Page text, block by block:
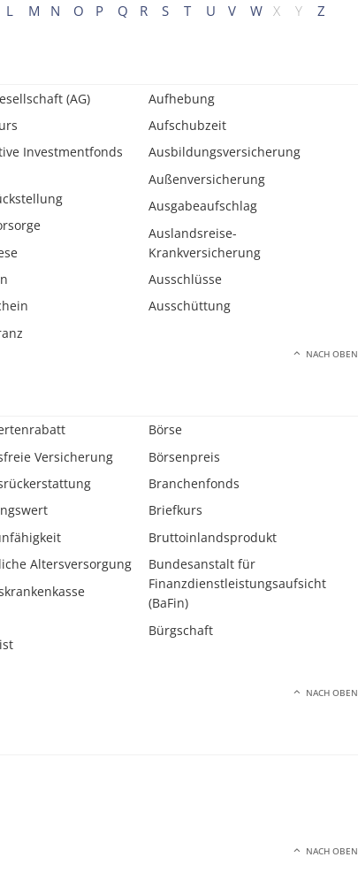
L M N O P Q R S T U V W X Y Z
(AG)
Investmentfonds
Aufhebung
Aufschubzeit
Ausbildungsversicherung
Außenversicherung
Ausgabeaufschlag
Auslandsreise-
Krankversicherung
Ausschlüsse
Ausschüttung
NACH OBEN
Versicherung
Altersversorgung
Börse
Börsenpreis
Branchenfonds
Briefkurs
Bruttoinlandsprodukt
Bundesanstalt für
Finanzdienstleistungsaufsicht
(BaFin)
Bürgschaft
NACH OBEN
NACH OBEN